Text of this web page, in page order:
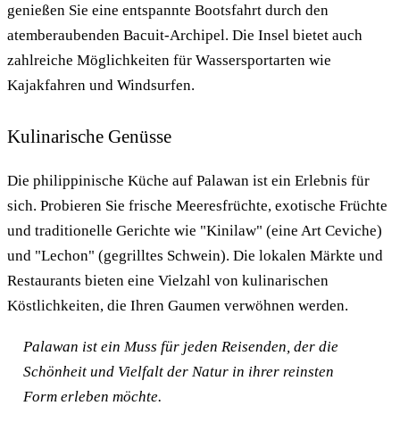
genießen Sie eine entspannte Bootsfahrt durch den
atemberaubenden Bacuit-Archipel. Die Insel bietet auch
zahlreiche Möglichkeiten für Wassersportarten wie
Kajakfahren und Windsurfen.
Kulinarische Genüsse
Die philippinische Küche auf Palawan ist ein Erlebnis für
sich. Probieren Sie frische Meeresfrüchte, exotische Früchte
und traditionelle Gerichte wie "Kinilaw" (eine Art Ceviche)
und "Lechon" (gegrilltes Schwein). Die lokalen Märkte und
Restaurants bieten eine Vielzahl von kulinarischen
Köstlichkeiten, die Ihren Gaumen verwöhnen werden.
Palawan ist ein Muss für jeden Reisenden, der die
Schönheit und Vielfalt der Natur in ihrer reinsten
Form erleben möchte.